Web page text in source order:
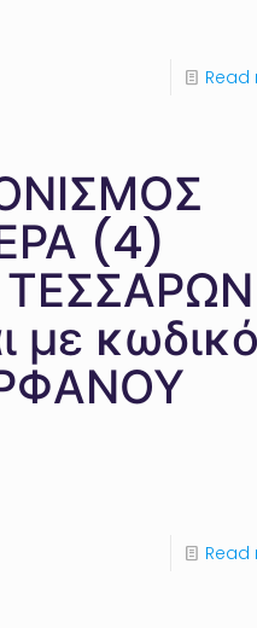
Read
(4)
ΤΕΣΣΑΡΩΝ
με κωδικό
Read